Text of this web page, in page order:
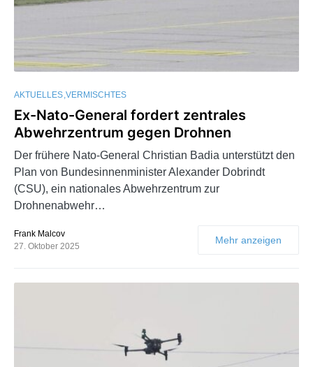
AKTUELLES VERMISCHTES
Ex-Nato-General fordert zentrales
Abwehrzentrum gegen Drohnen
Der frühere Nato-General Christian Badia unterstützt den
Plan von Bundesinnenminister Alexander Dobrindt
(CSU), ein nationales Abwehrzentrum zur
Drohnenabwehr…
Frank Malcov
27. Oktober 2025
Mehr anzeigen